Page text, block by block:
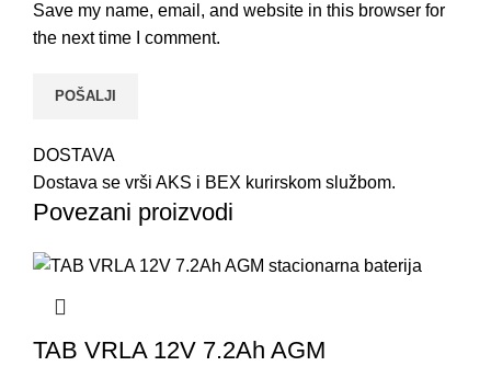
Save my name, email, and website in this browser for
the next time I comment.
DOSTAVA
Dostava se vrši AKS i BEX kurirskom službom.
Povezani proizvodi
TAB VRLA 12V 7.2Ah AGM